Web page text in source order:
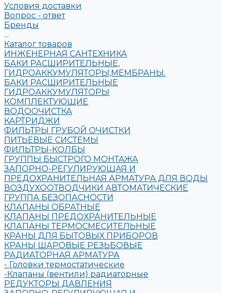
Условия доставки
Вопрос - ответ
Бренды
...
Каталог товаров
ИНЖЕНЕРНАЯ САНТЕХНИКА
БАКИ РАСШИРИТЕЛЬНЫЕ,
ГИДРОАККУМУЛЯТОРЫ,МЕМБРАНЫ.
БАКИ РАСШИРИТЕЛЬНЫЕ
ГИДРОАККУМУЛЯТОРЫ
КОМПЛЕКТУЮЩИЕ
ВОДООЧИСТКА
КАРТРИДЖИ
ФИЛЬТРЫ ГРУБОЙ ОЧИСТКИ
ПИТЬЕВЫЕ СИСТЕМЫ
ФИЛЬТРЫ-КОЛБЫ
ГРУППЫ БЫСТРОГО МОНТАЖА
ЗАПОРНО-РЕГУЛИРУЮЩАЯ И
ПРЕДОХРАНИТЕЛЬНАЯ АРМАТУРА ДЛЯ ВОДЫ
ВОЗДУХООТВОДЧИКИ АВТОМАТИЧЕСКИЕ
ГРУППА БЕЗОПАСНОСТИ
КЛАПАНЫ ОБРАТНЫЕ
КЛАПАНЫ ПРЕДОХРАНИТЕЛЬНЫЕ
КЛАПАНЫ ТЕРМОСМЕСИТЕЛЬНЫЕ
КРАНЫ ДЛЯ БЫТОВЫХ ПРИБОРОВ
КРАНЫ ШАРОВЫЕ РЕЗЬБОВЫЕ
РАДИАТОРНАЯ АРМАТУРА
- Головки термостатические
-Клапаны (вентили) радиаторные
РЕДУКТОРЫ ДАВЛЕНИЯ